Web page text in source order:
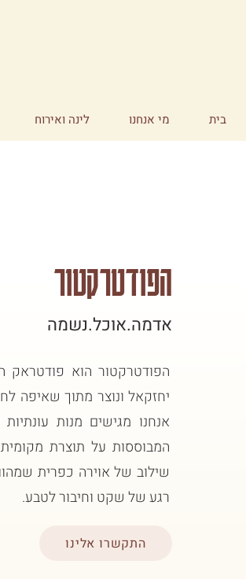
בית מי אנחנו לינה ואירוח
הפודטרקטור
אדמה.אוכל.נשמה
הפודטרקטור הוא
יחזקאל ונוצר מתוך שאיפה
אנחנו מגישים מנות עונתיות
המבוססות על תוצרת
שילוב של אוירה כפרית
רגע של שקט וחיבור לטבע.
התקשרו אלינו